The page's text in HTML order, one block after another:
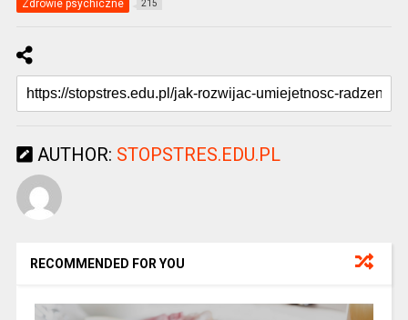
Zdrowie psychiczne 215
AUTHOR: STOPSTRES.EDU.PL
RECOMMENDED FOR YOU